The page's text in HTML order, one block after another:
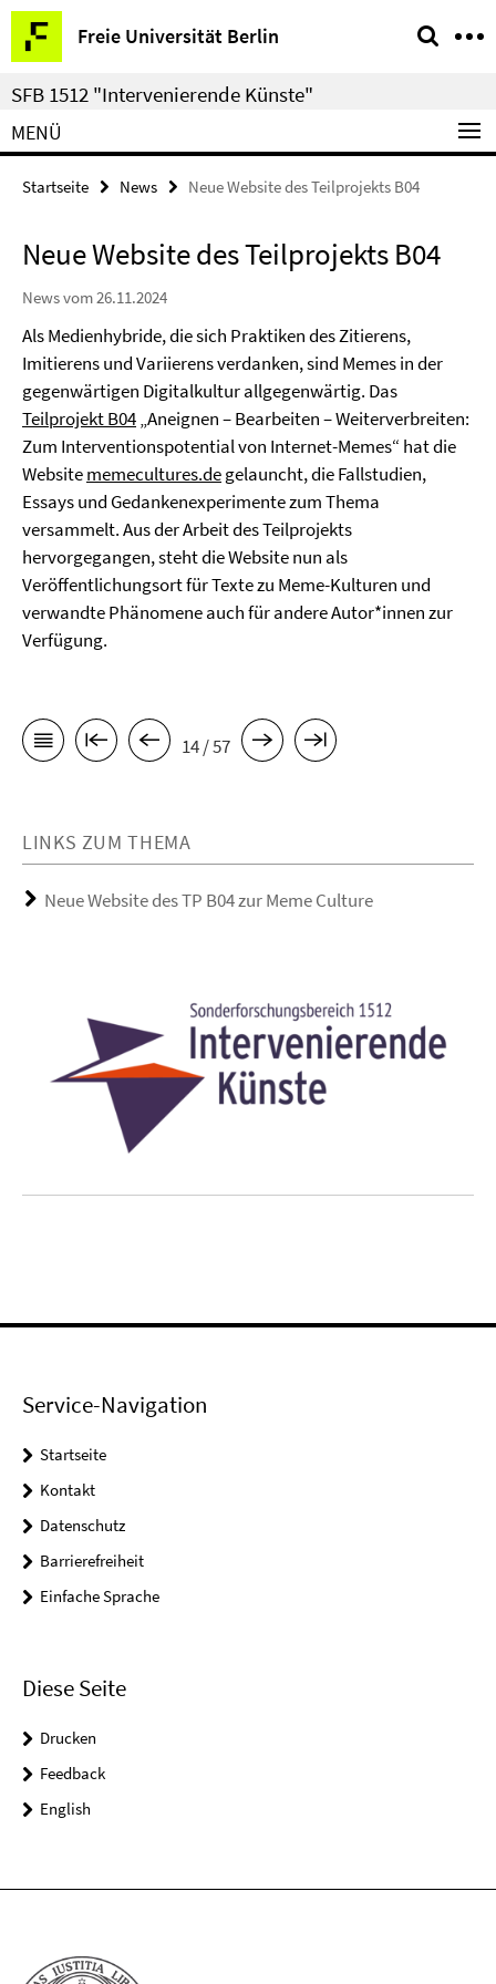
Springe
direkt
zu
Inhalt
Freie Universität Berlin
Service-
Navigation
SFB 1512 "Intervenierende Künste"
MENÜ
Startseite News Neue Website des Teilprojekts B04
Neue Website des Teilprojekts B04
News vom 26.11.2024
Als Medienhybride, die sich Praktiken des Zitierens,
Imitierens und Variierens verdanken, sind Memes in der
gegenwärtigen Digitalkultur allgegenwärtig. Das
Teilprojekt B04„Aneignen – Bearbeiten – Weiterverbreiten:
Zum Interventionspotential von Internet-Memes“ hat die
Websitememecultures.degelauncht, die Fallstudien,
Essays und Gedankenexperimente zum Thema
versammelt. Aus der Arbeit des Teilprojekts
hervorgegangen, steht die Website nun als
Veröffentlichungsort für Texte zu Meme-Kulturen und
verwandte Phänomene auch für andere Autor*innen zur
Verfügung.
14 / 57
LINKS ZUM THEMA
Neue Website des TP B04 zur Meme Culture
Service-Navigation
Startseite
Kontakt
Datenschutz
Barrierefreiheit
Einfache Sprache
Diese Seite
Drucken
Feedback
English